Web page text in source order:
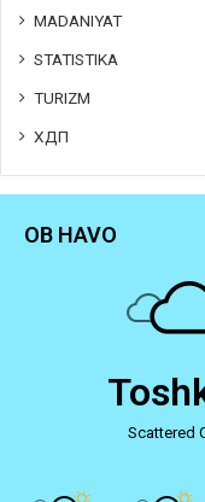
MADANIYAT
STATISTIKA
TURIZM
ХДП
OB HAVO
Scattered